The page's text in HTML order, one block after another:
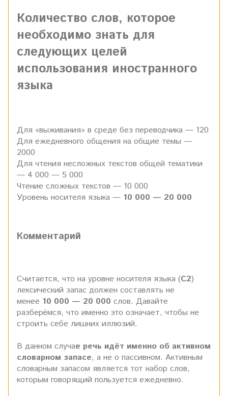
Количество слов, которое
необходимо знать для
следующих целей
использования иностранного
языка
Для «выживания» в среде без переводчика — 120
Для ежедневного общения на общие темы —
2000
Для чтения несложных текстов общей тематики
— 4 000 — 5 000
Чтение сложных текстов — 10 000
Уровень носителя языка — 10 000 — 20 000
Комментарий
Считается, что на уровне носителя языка (С2)
лексический запас должен составлять не
менее 10 000 — 20 000 слов. Давайте
разберёмся, что именно это означает, чтобы не
строить себе лишних иллюзий.
В данном случае речь идёт именно об активном
словарном запасе, а не о пассивном. Активным
словарным запасом является тот набор слов,
которым говорящий пользуется ежедневно.